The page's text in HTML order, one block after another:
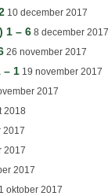
10 december 2017
1 – 6 8 december 2017
26 november 2017
– 1 19 november 2017
2017
2018
2017
2017
2017
1 oktober 2017